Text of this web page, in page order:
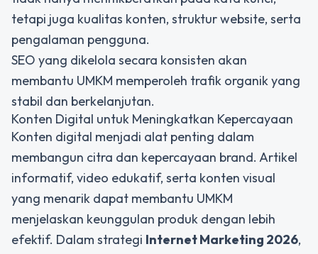
tetapi juga kualitas konten, struktur website, serta
pengalaman pengguna.
SEO yang dikelola secara konsisten akan
membantu UMKM memperoleh trafik organik yang
stabil dan berkelanjutan.
Konten Digital untuk Meningkatkan Kepercayaan
Konten digital menjadi alat penting dalam
membangun citra dan kepercayaan brand. Artikel
informatif, video edukatif, serta konten visual
yang menarik dapat membantu UMKM
menjelaskan keunggulan produk dengan lebih
efektif. Dalam strategi Internet Marketing 2026,